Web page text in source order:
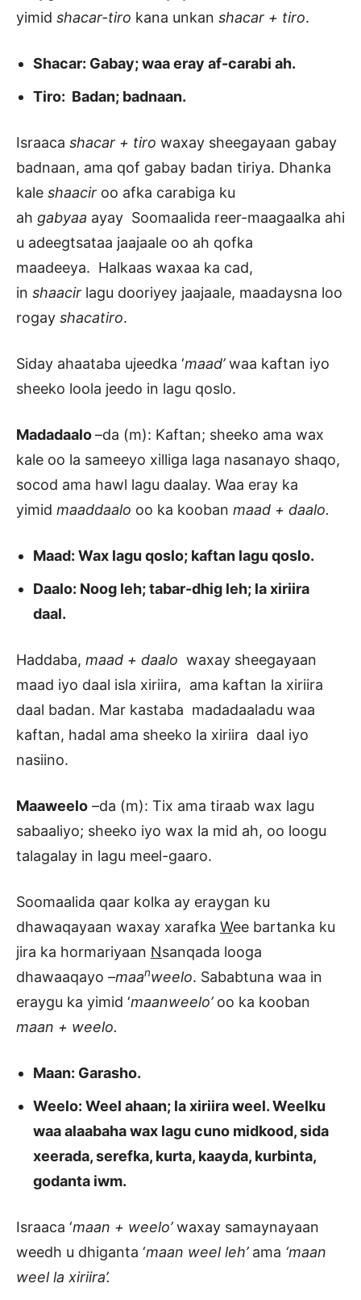
yimid shacar-tiro kana unkan shacar + tiro.
Shacar: Gabay; waa eray af-carabi ah.
Tiro: Badan; badnaan.
Israaca shacar + tiro waxay sheegayaan gabay
badnaan, ama qof gabay badan tiriya. Dhanka
kale shaacir oo afka carabiga ku
ah gabyaa ayay Soomaalida reer-maagaalka ahi
u adeegtsataa jaajaale oo ah qofka
maadeeya. Halkaas waxaa ka cad,
in shaacir lagu dooriyey jaajaale, maadaysna loo
rogay shacatiro.
Siday ahaataba ujeedka ‘maad’waa kaftan iyo
sheeko loola jeedo in lagu qoslo.
Madadaalo–da (m): Kaftan; sheeko ama wax
kale oo la sameeyo xilliga laga nasanayo shaqo,
socod ama hawl lagu daalay. Waa eray ka
yimid maaddaalo oo ka kooban maad + daalo.
Maad: Wax lagu qoslo; kaftan lagu qoslo.
Daalo: Noog leh; tabar-dhig leh; la xiriira
daal.
Haddaba, maad + daalo waxay sheegayaan
maad iyo daal isla xiriira, ama kaftan la xiriira
daal badan. Mar kastaba madadaaladu waa
kaftan, hadal ama sheeko la xiriira daal iyo
nasiino.
Maaweelo –da (m): Tix ama tiraab wax lagu
sabaaliyo; sheeko iyo wax la mid ah, oo loogu
talagalay in lagu meel-gaaro.
Soomaalida qaar kolka ay eraygan ku
dhawaqayaan waxay xarafka Wee bartanka ku
jira ka hormariyaan Nsanqada looga
dhawaaqayo –maanweelo. Sababtuna waa in
eraygu ka yimid ‘maanweelo’oo ka kooban
maan + weelo.
Maan: Garasho.
Weelo: Weel ahaan; la xiriira weel. Weelku
waa alaabaha wax lagu cuno midkood, sida
xeerada, serefka, kurta, kaayda, kurbinta,
godanta iwm.
Israaca ‘maan + weelo’waxay samaynayaan
weedh u dhiganta ‘maan weel leh’ ama ‘maan
weel la xiriira’.